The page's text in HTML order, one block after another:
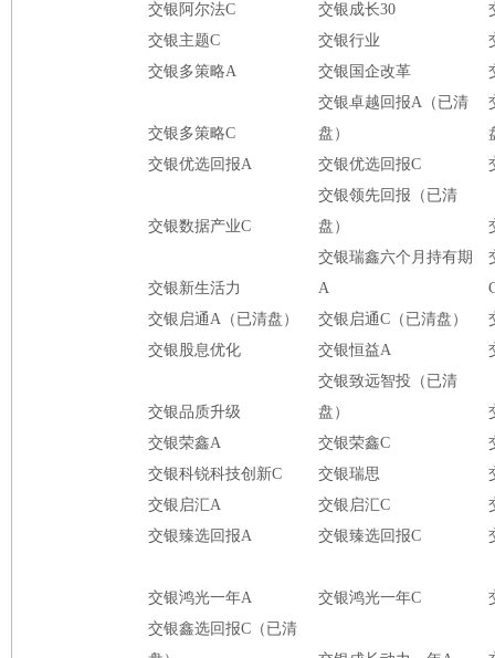
交银阿尔法C
交银成长30
交银主题C
交银行业
交银多策略A
交银国企改革
交银多策略C
交银卓越回报A（已清
盘）
交银优选回报A
交银优选回报C
交银数据产业C
交银领先回报（已清
盘）
交银新生活力
交银瑞鑫六个月持有期
A
交银启通A（已清盘）
交银启通C（已清盘）
交银股息优化
交银恒益A
交银品质升级
交银致远智投（已清
盘）
交银荣鑫A
交银荣鑫C
交银科锐科技创新C
交银瑞思
交银启汇A
交银启汇C
交银臻选回报A
交银臻选回报C
交银鸿光一年A 交银鸿光一年C
交银鑫选回报C（已清